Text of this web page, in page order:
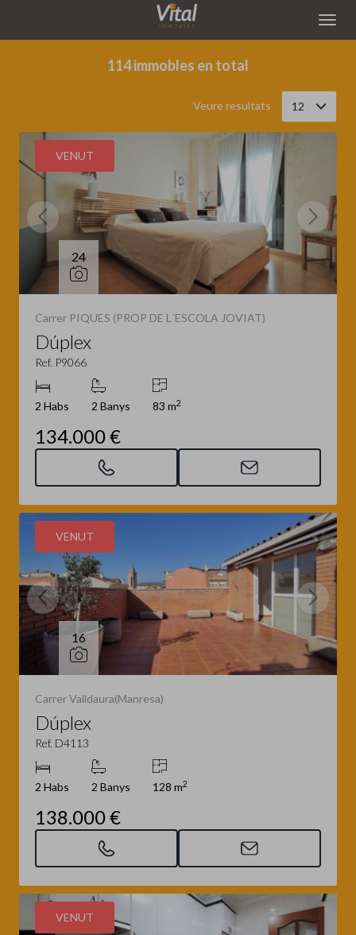
114 immobles en total
Veure resultats 12
VENUT
24
Carrer PIQUES (PROP DE L´ESCOLA JOVIAT)
Dúplex
Ref. P9066
2 Habs 2 Banys 83 m2
134.000 €
VENUT
16
Carrer Valldaura(Manresa)
Dúplex
Ref. D4113
2 Habs 2 Banys 128 m2
138.000 €
VENUT